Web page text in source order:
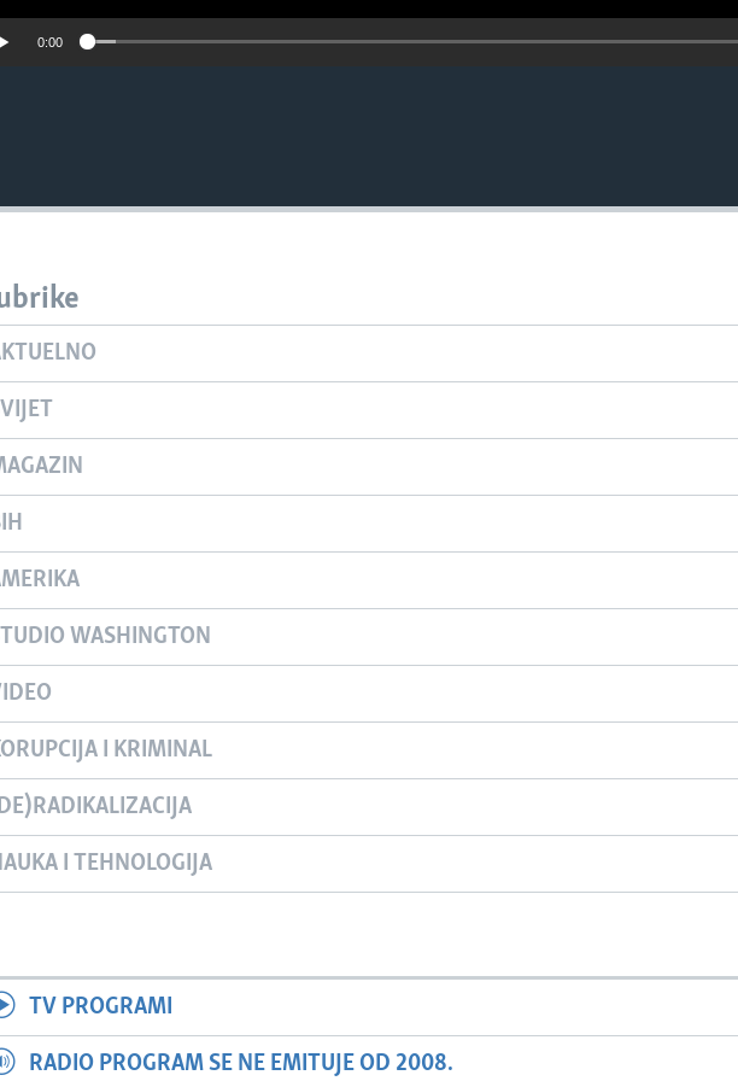
0:00
WASHINGTON
I KRIMINAL
I TEHNOLOGIJA
TV PROGRAMI
RADIO PROGRAM SE NE EMITUJE OD 2008.